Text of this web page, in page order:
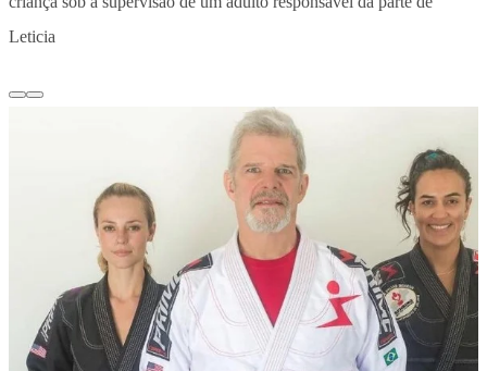
Leticia